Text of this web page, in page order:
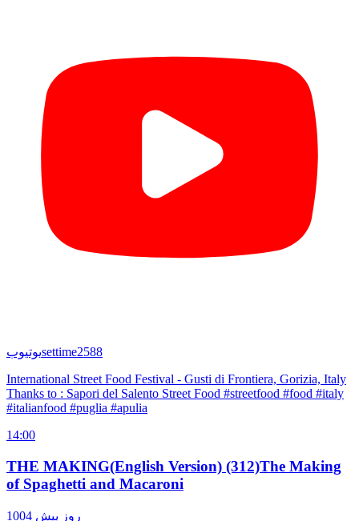
یوتیوبsettime2588
International Street Food Festival - Gusti di Frontiera, Gorizia, Italy
Thanks to : Sapori del Salento Street Food #streetfood #food #italy
#italianfood #puglia #apulia
14:00
THE MAKING(English Version) (312)The Making
of Spaghetti and Macaroni
1004 روز پیش